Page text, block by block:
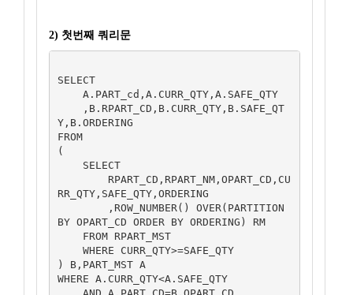
2) 첫번째 쿼리문
SELECT
Y,B.ORDERING
FROM
(
RR_QTY,SAFE_QTY,ORDERING
BY OPART_CD ORDER BY ORDERING) RM
) B,PART_MST A
WHERE A.CURR_QTY<A.SAFE_QTY